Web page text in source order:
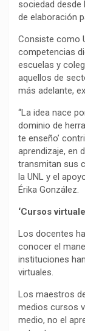
sociedad desde
de elaboración
Consiste como
competencias
escuelas y
aquellos de
más adelante,
“La idea nace
dominio de
te enseño’
aprendizaje, en
transmitan sus
la UNL y el
Érika González.
‘Cursos
Los docentes
conocer el
instituciones
virtuales.
Los maestros
medios cursos
medio, no el